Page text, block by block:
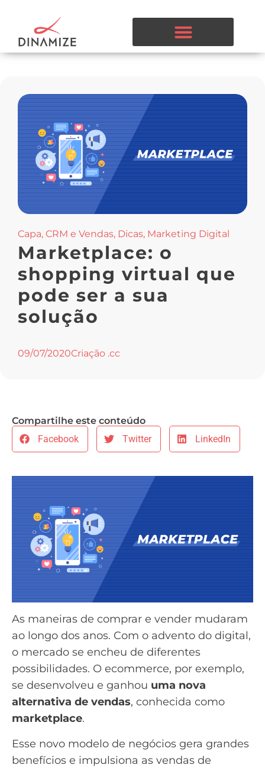
Capa, CRM e Vendas, Dicas, Marketing Digital
Marketplace: o
shopping virtual que
pode ser a sua
solução
09/07/2020Criação .cc
Compartilhe este conteúdo
Facebook
Twitter LinkedIn
As maneiras de comprar e vender mudaram
ao longo dos anos. Com o advento do digital,
o mercado se encheu de diferentes
possibilidades. O ecommerce, por exemplo,
se desenvolveu e ganhou uma nova
alternativa de vendas, conhecida como
marketplace.
Esse novo modelo de negócios gera grandes
benefícios e impulsiona as vendas de